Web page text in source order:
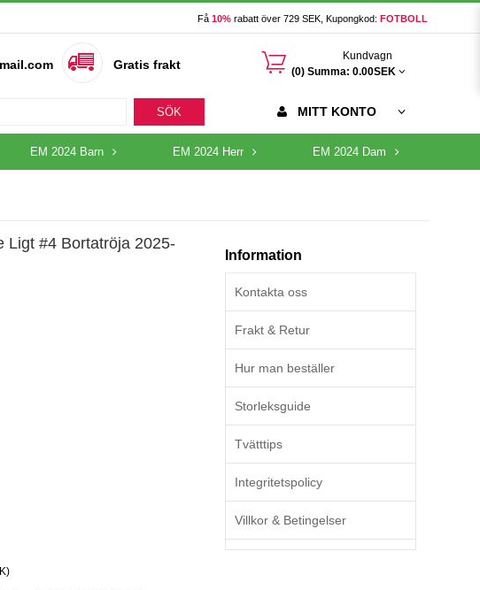
Få 10% rabatt över 729 SEK, Kupongkod: FOTBOLL
Gratis frakt 󰃦
Kundvagn
(0) Summa: 0.00SEK
SÖK MITT KONTO
EM 2024 Barn EM 2024 Herr EM 2024 Dam
Ligt #4 Bortatröja 2025-
Information
Kontakta oss
Frakt & Retur
Hur man beställer
Storleksguide
Tvätttips
Integritetspolicy
Villkor & Betingelser